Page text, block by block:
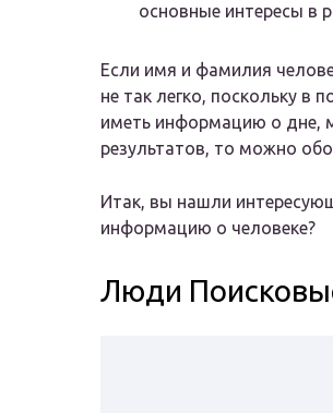
основные интересы в
Если имя и фамилия
не так легко, поскольку в
иметь информацию о дне,
результатов, то можно
Итак, вы нашли
информацию о человеке?
Люди